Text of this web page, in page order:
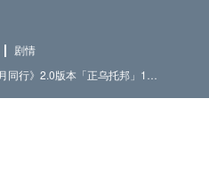
剧情